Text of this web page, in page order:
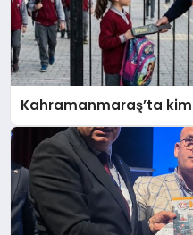
Kahramanmaraş’ta